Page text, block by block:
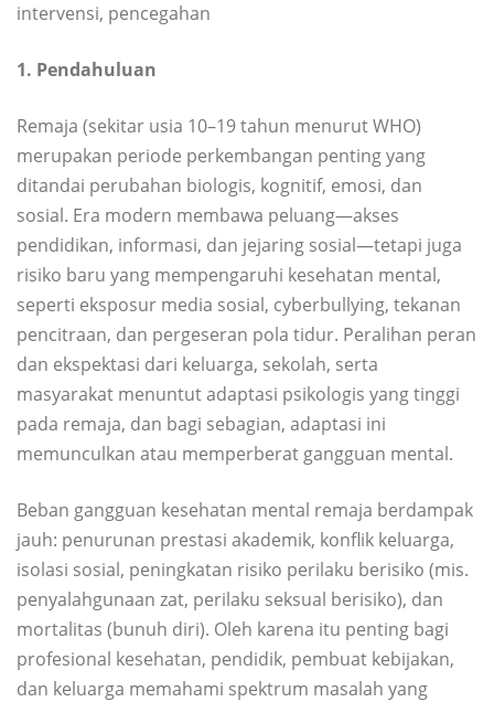
intervensi, pencegahan
1. Pendahuluan
Remaja (sekitar usia 10–19 tahun menurut WHO)
merupakan periode perkembangan penting yang
ditandai perubahan biologis, kognitif, emosi, dan
sosial. Era modern membawa peluang—akses
pendidikan, informasi, dan jejaring sosial—tetapi juga
risiko baru yang mempengaruhi kesehatan mental,
seperti eksposur media sosial, cyberbullying, tekanan
pencitraan, dan pergeseran pola tidur. Peralihan peran
dan ekspektasi dari keluarga, sekolah, serta
masyarakat menuntut adaptasi psikologis yang tinggi
pada remaja, dan bagi sebagian, adaptasi ini
memunculkan atau memperberat gangguan mental.
Beban gangguan kesehatan mental remaja berdampak
jauh: penurunan prestasi akademik, konflik keluarga,
isolasi sosial, peningkatan risiko perilaku berisiko (mis.
penyalahgunaan zat, perilaku seksual berisiko), dan
mortalitas (bunuh diri). Oleh karena itu penting bagi
profesional kesehatan, pendidik, pembuat kebijakan,
dan keluarga memahami spektrum masalah yang